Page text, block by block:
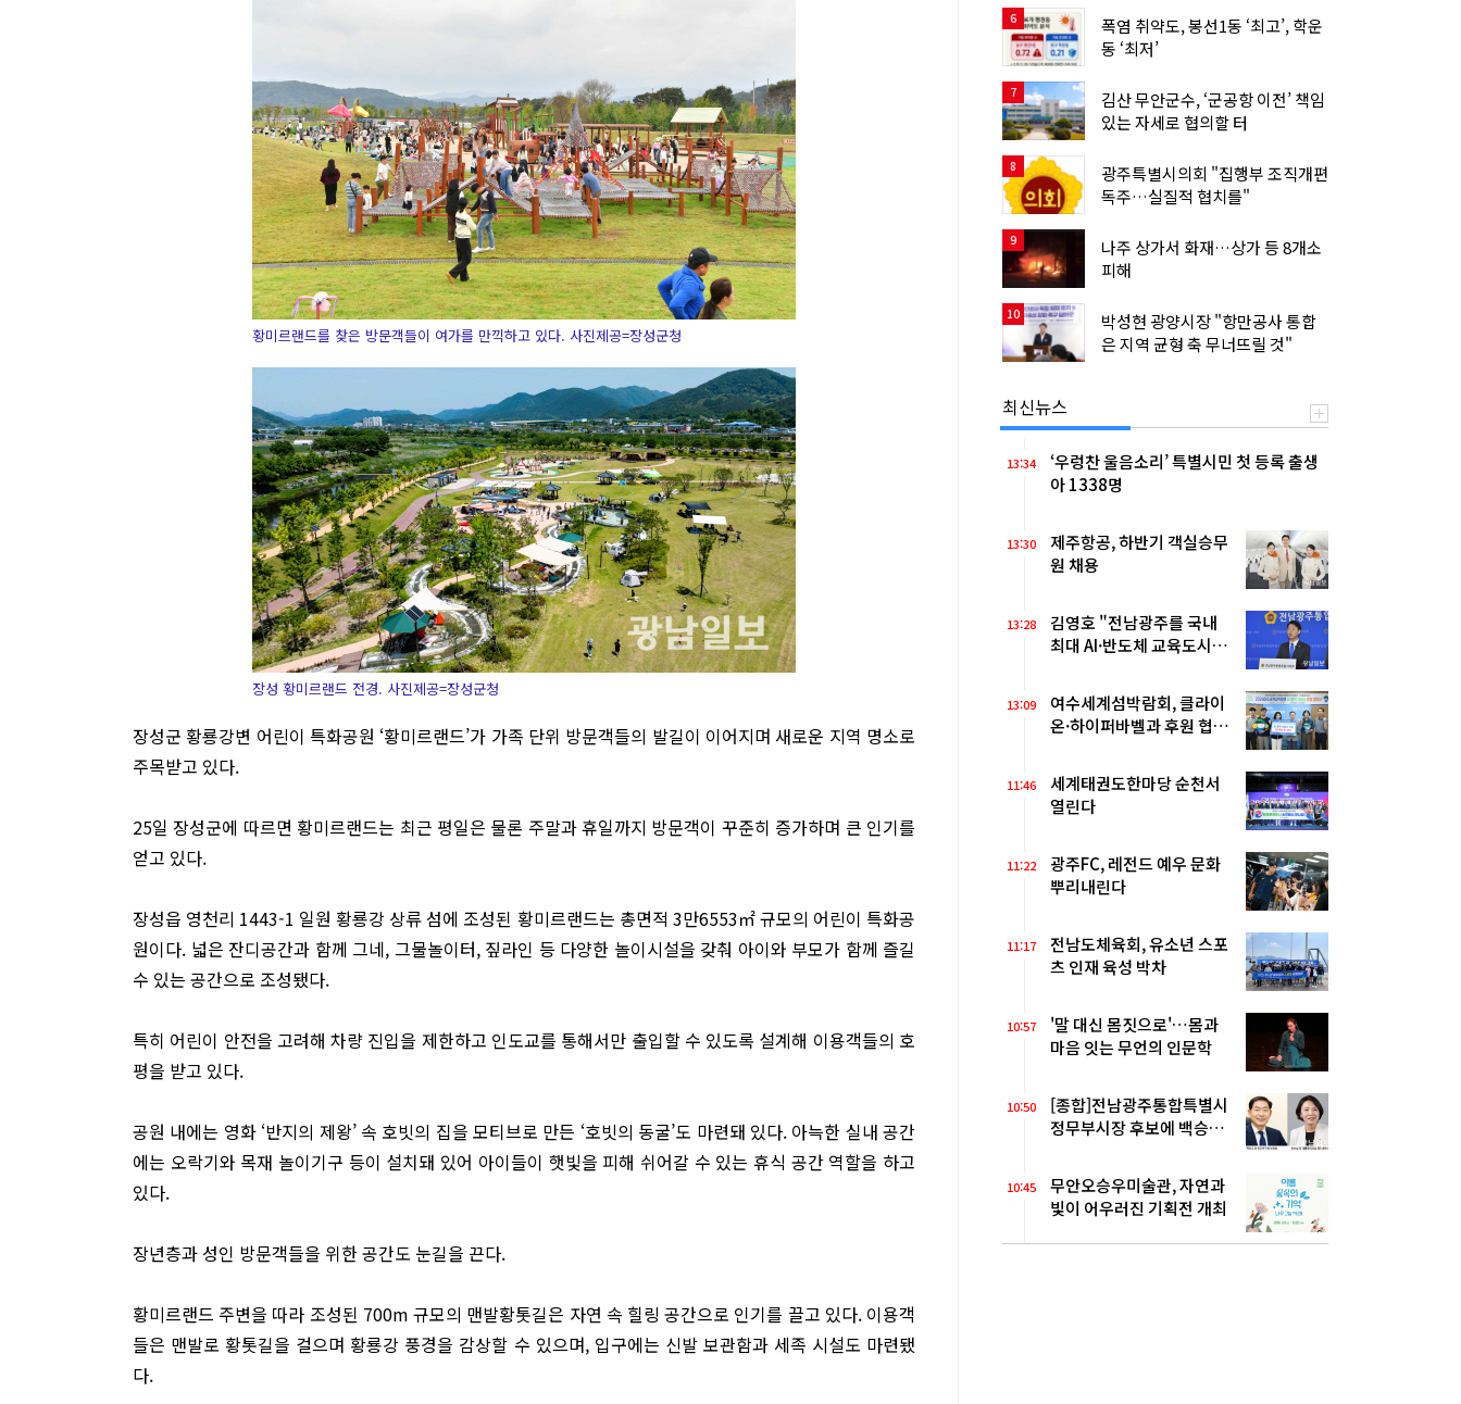
황미르랜드를 찾은 방문객들이 여가를 만끽하고 있다. 사진제공=장성군청
장성 황미르랜드 전경. 사진제공=장성군청
장성군 황룡강변 어린이 특화공원 ‘황미르랜드’가 가족 단위 방문객들의 발길이 이어지며 새로운 지역 명소로
주목받고 있다.
25일 장성군에 따르면 황미르랜드는 최근 평일은 물론 주말과 휴일까지 방문객이 꾸준히 증가하며 큰 인기를
얻고 있다.
장성읍 영천리 1443-1 일원 황룡강 상류 섬에 조성된 황미르랜드는 총면적 3만6553㎡ 규모의 어린이 특화공
원이다. 넓은 잔디공간과 함께 그네, 그물놀이터, 짚라인 등 다양한 놀이시설을 갖춰 아이와 부모가 함께 즐길
수 있는 공간으로 조성됐다.
특히 어린이 안전을 고려해 차량 진입을 제한하고 인도교를 통해서만 출입할 수 있도록 설계해 이용객들의 호
평을 받고 있다.
공원 내에는 영화 ‘반지의 제왕’ 속 호빗의 집을 모티브로 만든 ‘호빗의 동굴’도 마련돼 있다. 아늑한 실내 공간
에는 오락기와 목재 놀이기구 등이 설치돼 있어 아이들이 햇빛을 피해 쉬어갈 수 있는 휴식 공간 역할을 하고
있다.
장년층과 성인 방문객들을 위한 공간도 눈길을 끈다.
황미르랜드 주변을 따라 조성된 700m 규모의 맨발황톳길은 자연 속 힐링 공간으로 인기를 끌고 있다. 이용객
들은 맨발로 황톳길을 걸으며 황룡강 풍경을 감상할 수 있으며, 입구에는 신발 보관함과 세족 시설도 마련됐
다.
6
폭염 취약도, 봉선1동 ‘최고’, 학운
동 ‘최저’
7
김산 무안군수, ‘군공항 이전’ 책임
있는 자세로 협의할 터
8
광주특별시의회 "집행부 조직개편
독주…실질적 협치를"
9
나주 상가서 화재…상가 등 8개소
피해
10
박성현 광양시장 "항만공사 통합
은 지역 균형 축 무너뜨릴 것"
최신뉴스
13:34
‘우렁찬 울음소리’ 특별시민 첫 등록 출생
아 1338명
13:30
제주항공, 하반기 객실승무
원 채용
13:28
김영호 "전남광주를 국내
최대 AI·반도체 교육도시
13:09
여수세계섬박람회, 클라이
온·하이퍼바벨과 후원 협약
11:46
세계태권도한마당 순천서
열린다
11:22
광주FC, 레전드 예우 문화
뿌리내린다
11:17
전남도체육회, 유소년 스포
츠 인재 육성 박차
10:57
'말 대신 몸짓으로'…몸과
마음 잇는 무언의 인문학
10:50
[종합]전남광주통합특별시
정무부시장 후보에 백승주·
10:45
무안오승우미술관, 자연과
빛이 어우러진 기획전 개최